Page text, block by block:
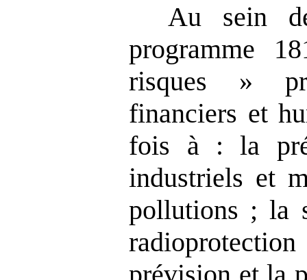
Au sein
programme
risques »
financiers et
fois à : la
industriels et
pollutions ; la